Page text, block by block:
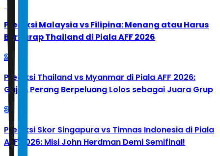
Prediksi Malaysia vs Filipina: Menang atau Harus
Berharap Thailand di Piala AFF 2026
2
Prediksi Thailand vs Myanmar di Piala AFF 2026:
Gajah Perang Berpeluang Lolos sebagai Juara Grup
3
Prediksi Skor Singapura vs Timnas Indonesia di Piala
AFF 2026: Misi John Herdman Demi Semifinal!